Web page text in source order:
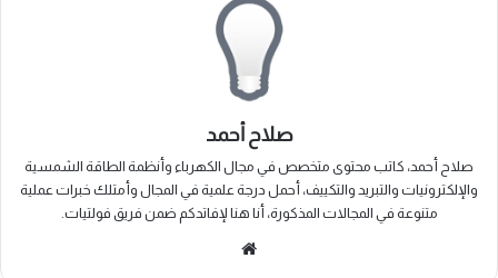
صلاح أحمد
صلاح أحمد، كاتب محتوى متخصص في مجال الكهرباء وأنظمة الطاقة الشمسية
والإلكترونيات والتبريد والتكييف، أحمل درجة علمية في المجال وأمتلك خبرات عملية
متنوعة في المجالات المذكورة، أنا هنا لإفاتدكم ضمن فريق فولتيات.